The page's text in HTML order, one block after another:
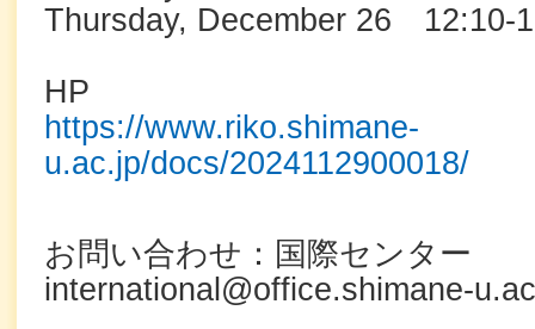
Thursday, December 26 12:10-
HP
https://www.riko.shimane-
u.ac.jp/docs/2024112900018/
お問い合わせ：国際センター
international@office.shimane-